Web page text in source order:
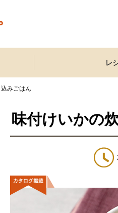
レ
みごはん
味付けいかの